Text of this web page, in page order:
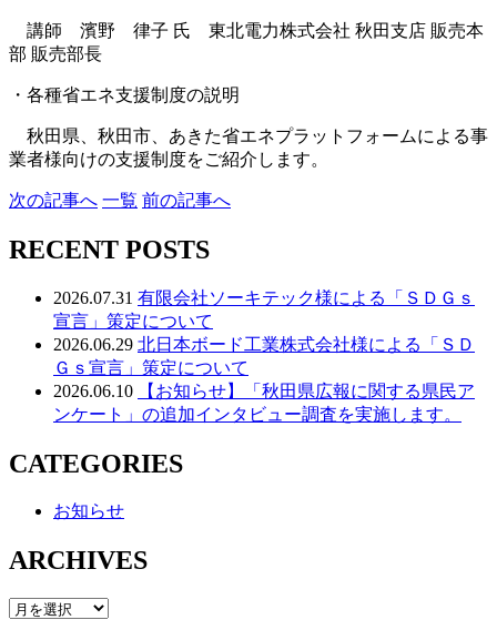
講師 濱野 律子 氏 東北電力株式会社 秋田支店 販売本
部 販売部長
・各種省エネ支援制度の説明
秋田県、秋田市、あきた省エネプラットフォームによる事
業者様向けの支援制度をご紹介します。
次の記事へ 一覧 前の記事へ
RECENT POSTS
2026.07.31 有限会社ソーキテック様による「ＳＤＧｓ
宣言」策定について
2026.06.29 北日本ボード工業株式会社様による「ＳＤ
Ｇｓ宣言」策定について
2026.06.10
【お知らせ】「秋田県広報に関する県民ア
ンケート」の追加インタビュー調査を実施します。
CATEGORIES
お知らせ
ARCHIVES
ARCHIVES